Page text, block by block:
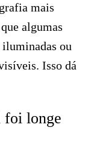
mais
algumas
ou
Isso dá
foi longe